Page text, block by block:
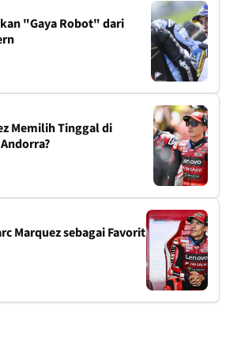
"Gaya Robot" dari
Memilih Tinggal di
Marquez sebagai Favorit